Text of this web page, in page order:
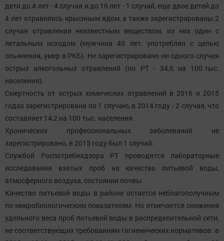
дети до 4 лет - 4 случая и до 16 лет - 1 случай, еще двое детей до
4 лет отравились крысиным ядом, а также зарегистрированы 2
случая отравления неизвестным веществом, из них один с
летальным исходом (мужчина 40 лет, употреблял с целью
опьянения, умер в РКБ). Не зарегистрировано ни одного случая
острых алкогольных отравлений (по РТ - 34,6 на 100.тыс.
населения).
Смертность от острых химических отравлений в 2016 и 2015
годах зарегистрирована по 1 случаю, в 2014 году - 2 случая, что
составляет 14,2 на 100 тыс. населения.
Хронических профессиональных заболеваний не
зарегистрировано, в 2015 году был 1 случай.
Службой Роспотребнадзора РТ проводятся лабораторные
исследования взятых проб на качество питьевой воды,
атмосферного воздуха, состояния почвы.
Качество питьевой воды в районе остается неблагополучным
по микробиологическим показателям. Но отмечается снижения
удельного веса проб питьевой воды в распределительной сети,
не соответствующих требованиям гигиенических нормативов: в